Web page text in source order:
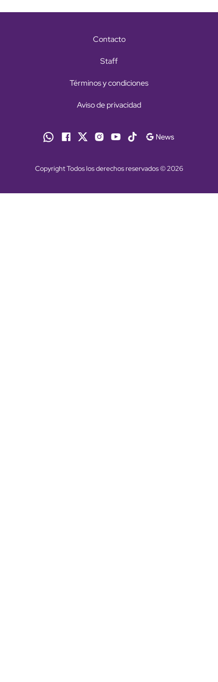
Contacto
Staff
Términos y condiciones
Aviso de privacidad
Copyright Todos los derechos reservados © 2026